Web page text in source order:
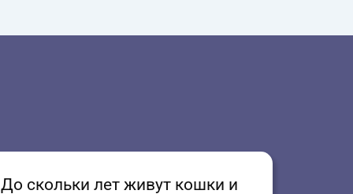
До скольки лет живут кошки и